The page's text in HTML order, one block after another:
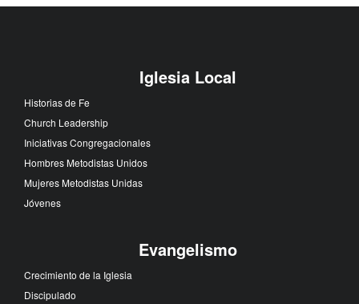
Iglesia Local
Historias de Fe
Church Leadership
Iniciativas Congregacionales
Hombres Metodistas Unidos
Mujeres Metodistas Unidas
Jóvenes
Evangelismo
Crecimiento de la Iglesia
Discipulado